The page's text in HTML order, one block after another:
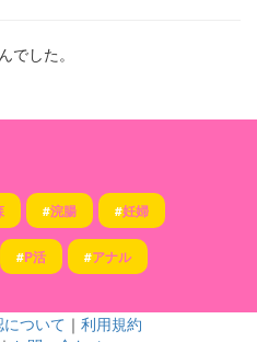
でした。
#浣腸 #妊婦
#P活 #アナル
ついて ｜ 利用規約